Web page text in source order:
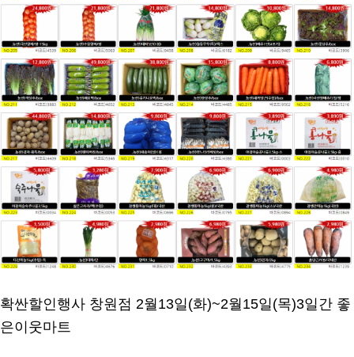
확싼할인행사 창원점 2월13일(화)~2월15일(목)3일간 좋
은이웃마트